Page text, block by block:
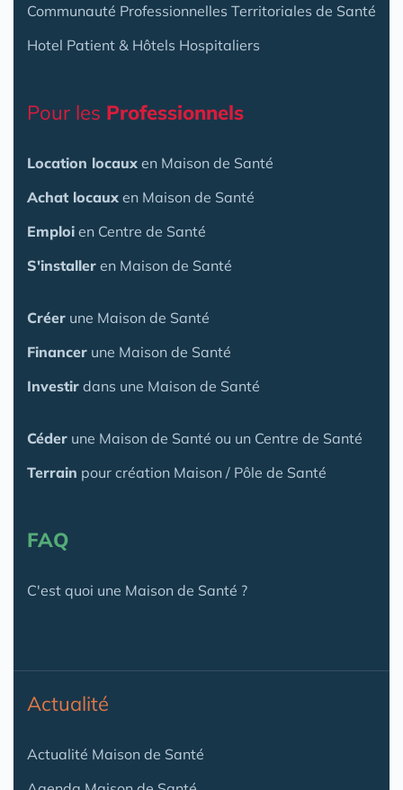
Communauté Professionnelles Territoriales de Santé
Hotel Patient & Hôtels Hospitaliers
Pour les Professionnels
Location locaux en Maison de Santé
Achat locaux en Maison de Santé
Emploi en Centre de Santé
S'installer en Maison de Santé
Créer une Maison de Santé
Financer une Maison de Santé
Investir dans une Maison de Santé
Céder une Maison de Santé ou un Centre de Santé
Terrain pour création Maison / Pôle de Santé
FAQ
C'est quoi une Maison de Santé ?
Actualité
Actualité Maison de Santé